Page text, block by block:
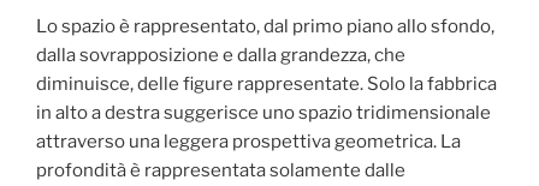
Lo spazio è rappresentato, dal primo piano allo sfondo,
dalla sovrapposizione e dalla grandezza, che
diminuisce, delle figure rappresentate. Solo la fabbrica
in alto a destra suggerisce uno spazio tridimensionale
attraverso una leggera prospettiva geometrica. La
profondità è rappresentata solamente dalle